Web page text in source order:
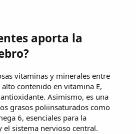
aporta la
vitaminas y minerales entre
alto contenido en vitamina E,
Asimismo, es una
grasos poliinsaturados como
6, esenciales para la
sistema nervioso central.